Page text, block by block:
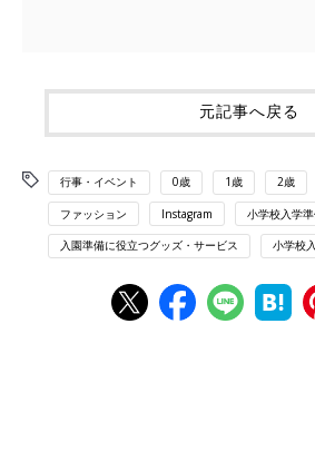
元記事へ戻る
行事・イベント 0歳 1歳 2歳
ファッション Instagram 小学校入学
入園準備に役立つグッズ・サービス 小学校